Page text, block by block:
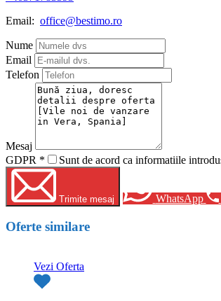
Email: office@bestimo.ro
Nume
Email
Telefon
Mesaj
GDPR * Sunt de acord ca informatiile
Trimite mesaj WhatsApp
Oferte similare
Vezi Oferta